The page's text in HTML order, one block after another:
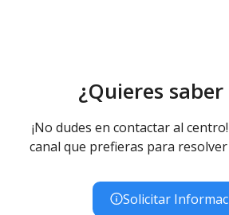
¿Quieres saber
¡No dudes en contactar al
canal que prefieras para
Solicitar